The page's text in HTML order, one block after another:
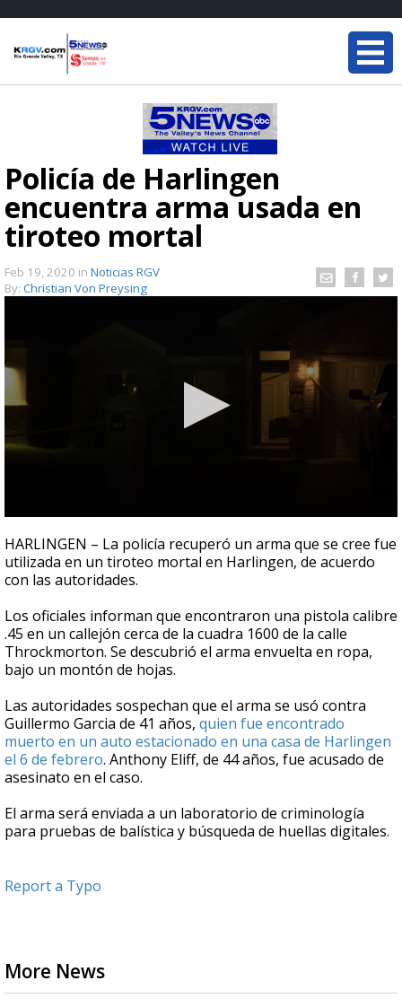
Policía de Harlingen
encuentra arma usada en
tiroteo mortal
Feb 19, 2020 in Noticias RGV
By: Christian Von Preysing
seconds
of
0
seconds
HARLINGEN – La policía recuperó un arma que se cree fue
utilizada en un tiroteo mortal en Harlingen, de acuerdo
con las autoridades.
Los oficiales informan que encontraron una pistola calibre
.45 en un callejón cerca de la cuadra 1600 de la calle
Throckmorton. Se descubrió el arma envuelta en ropa,
bajo un montón de hojas.
Las autoridades sospechan que el arma se usó contra
Guillermo Garcia de 41 años, quien fue encontrado
muerto en un auto estacionado en una casa de Harlingen
el 6 de febrero. Anthony Eliff, de 44 años, fue acusado de
asesinato en el caso.
El arma será enviada a un laboratorio de criminología
para pruebas de balística y búsqueda de huellas digitales.
Report a Typo
More News